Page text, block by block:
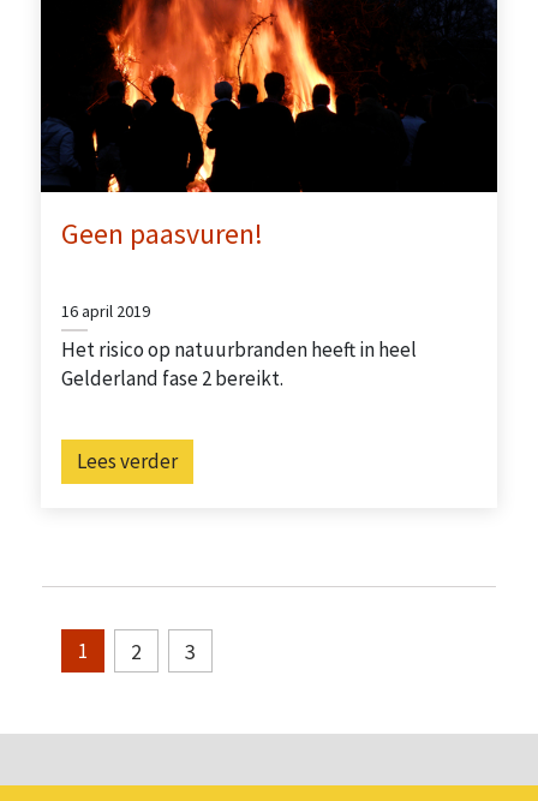
Geen paasvuren!
16 april 2019
Het risico op natuurbranden heeft in heel
Gelderland fase 2 bereikt.
Lees verder
1 2 3